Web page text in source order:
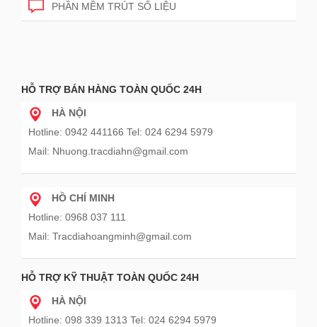
PHẦN MỀM TRÚT SỐ LIỆU
HỖ TRỢ BÁN HÀNG TOÀN QUỐC 24H
HÀ NỘI
Hotline: 0942 441166 Tel: 024 6294 5979
Mail: Nhuong.tracdiahn@gmail.com
HỒ CHÍ MINH
Hotline: 0968 037 111
Mail: Tracdiahoangminh@gmail.com
HỖ TRỢ KỸ THUẬT TOÀN QUỐC 24H
HÀ NỘI
Hotline: 098 339 1313 Tel: 024 6294 5979